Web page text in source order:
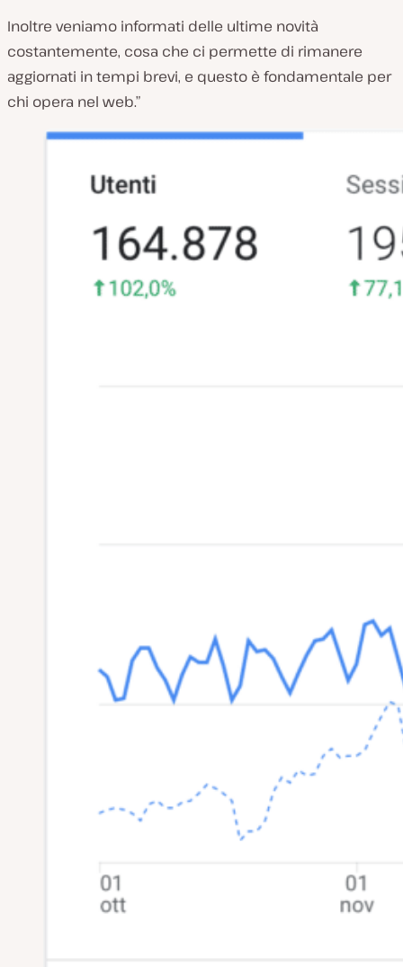
Inoltre veniamo informati delle ultime novità
costantemente, cosa che ci permette di rimanere
aggiornati in tempi brevi, e questo è fondamentale per
chi opera nel web.”